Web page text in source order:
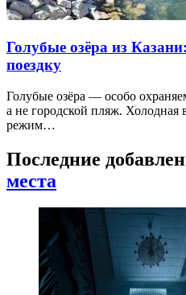
Голубые озёра из
поездку
Голубые озёра — особо
а не городской пляж. Холодная
режим…
Последние
места